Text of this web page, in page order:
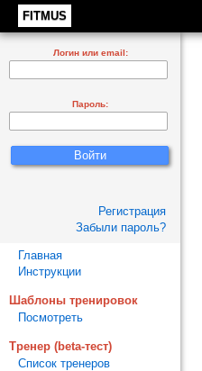
FITMUS
Логин или email:
Пароль:
Регистрация
Забыли пароль?
Главная
Инструкции
Шаблоны тренировок
Посмотреть
Тренер (beta-тест)
Список тренеров